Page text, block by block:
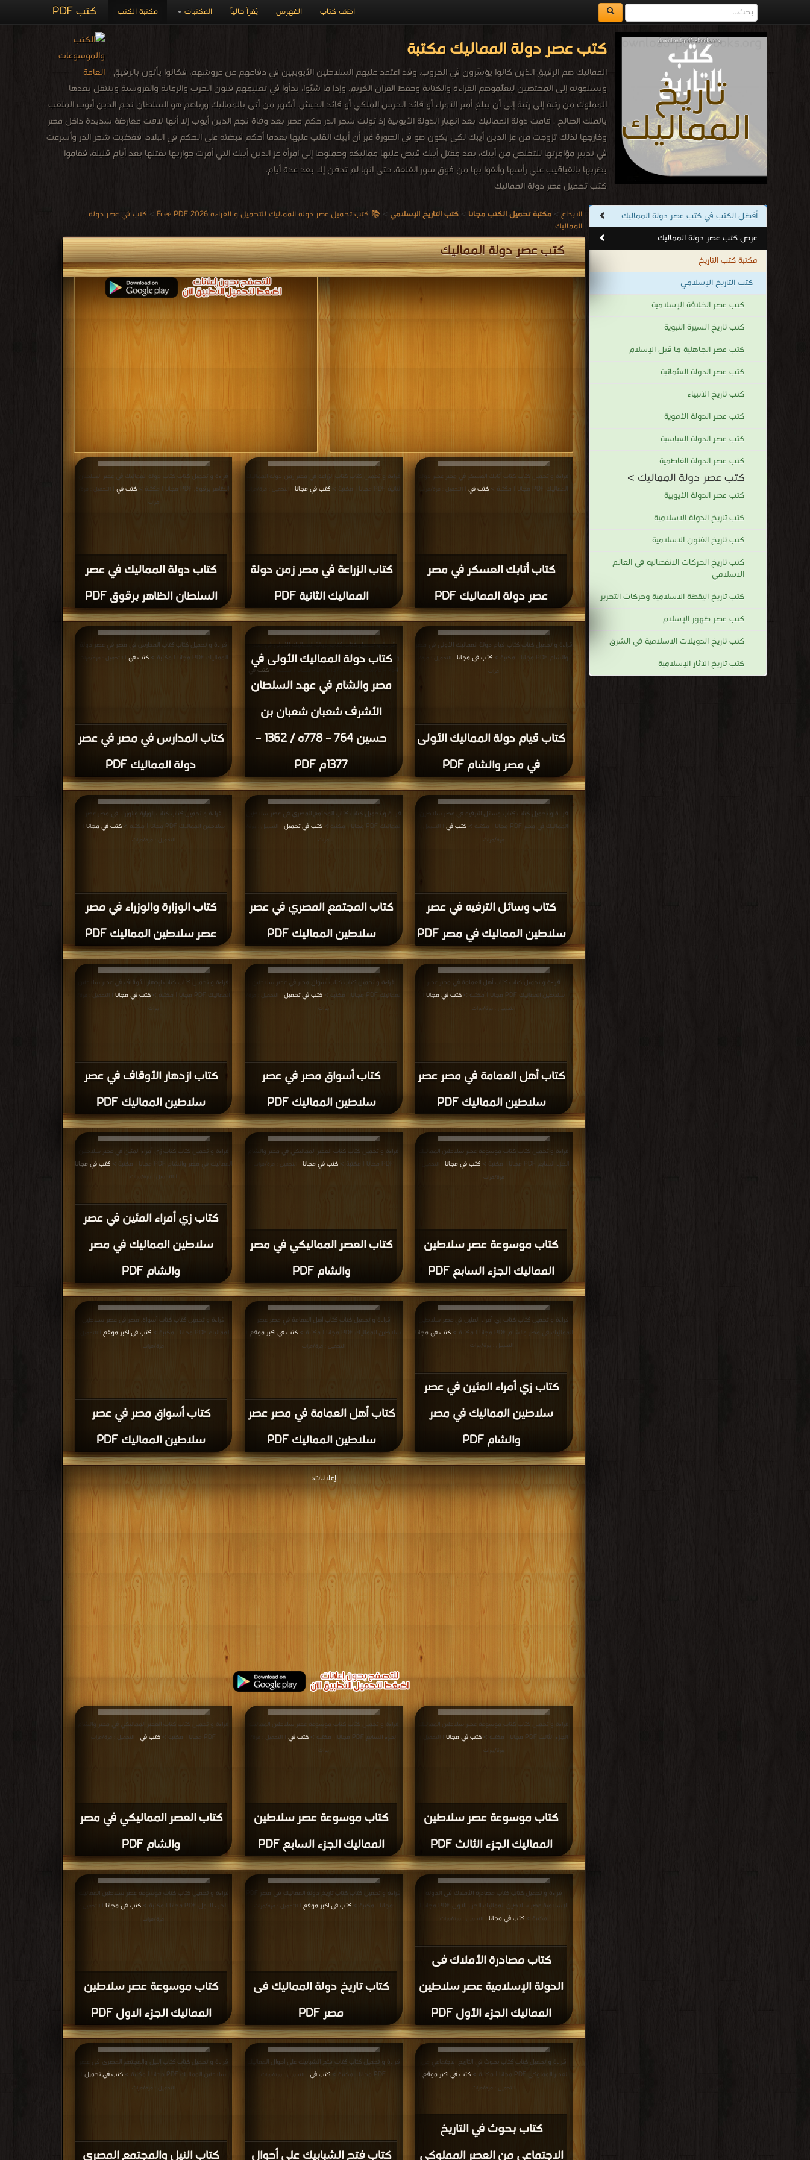
كتب PDF مكتبة الكتب المكتبات يُقرأ حالياً الفهرس اضف كتاب
كتب عصر دولة المماليك مكتبة
المماليك هم الرقيق الذين كانوا يؤسَرون في الحروب. وقد اعتمد عليهم السلاطين الأيوبيين في دفاعهم عن عروشهم، فكانوا يأتون بالرقيق
ويسلمونه إلى المختصين ليعلّموهم القراءة والكتابة وحفظ القرآن الكريم. وإذا ما شبّوا، بدأوا في تعليمهم فنون الحرب والرماية والفروسية وينتقل بعدها
المملوك من رتبة إلى رتبة إلى أن يبلغ أمير الأمراء أو قائد الحرس الملكي أو قائد الجيش. أشهر من أتى بالمماليك ورباهم هو السلطان نجم الدين أيوب الملقب
بالملك الصالح . قامت دولة المماليك بعد انهيار الدولة الأيوبية إذ تولت شجر الدر حكم مصر بعد وفاة نجم الدين أيوب إلا أنها لاقت معارضة شديدة داخل مصر
وخارجها لذلك تزوجت من عز الدين أيبك لكي يكون هو في الصورة غير أن أيبك انقلب عليها بعدما أحكم قبضته على الحكم في البلاد، فغضبت شجر الدر وأسرعت
في تدبير مؤامرتها للتخلص من أيبك، بعد مقتل أيبك قبض عليها مماليكه وحملوها إلى امرأة عز الدين أيبك التي أمرت جواريها بقتلها بعد أيام قليلة، فقاموا
بضربها بالقباقيب علي رأسها وألقوا بها من فوق سور القلعة، حتى انها لم تدفن إلا بعد عدة أيام.
كتب تحميل عصر دولة المماليك
.
أفضل الكتب في كتب عصر دولة المماليك
عرض كتب عصر دولة المماليك
مكتبة كتب التاريخ
كتب التاريخ الإسلامي
كتب عصر الخلافة الإسلامية
كتب تاريخ السيرة النبوية
كتب عصر الجاهلية ما قبل الإسلام
كتب عصر الدولة العثمانية
كتب تاريخ الأنبياء
كتب عصر الدولة الأموية
كتب عصر الدولة العباسية
كتب عصر الدولة الفاطمية
كتب عصر دولة المماليك >
كتب عصر الدولة الأيوبية
كتب تاريخ الدولة الاسلامية
كتب تاريخ الفنون الاسلامية
كتب تاريخ الحركات الانفصاليه في العالم
الاسلامي
كتب تاريخ اليقظة الاسلامية وحركات التحرير
كتب عصر ظهور الإسلام
كتب تاريخ الدويلات الاسلامية في الشرق
كتب تاريخ الآثار الإسلامية
الابداع > مكتبة تحميل الكتب مجانا > كتب التاريخ الإسلامي > 📚 كتب تحميل عصر دولة المماليك للتحميل و القراءة 2026 Free PDF > كتب في عصر دولة
المماليك
كتب عصر دولة المماليك
كتاب دولة المماليك في عصر
السلطان الظاهر برقوق PDF
قراءة و تحميل كتاب كتاب دولة المماليك في عصر السلطان
الظاهر برقوق PDF مجانا | مكتبة >
كتب في
| التحميل : مرة/
مرات
كتاب الزراعة في مصر زمن دولة
المماليك الثانية PDF
قراءة و تحميل كتاب كتاب الزراعة في مصر زمن دولة المماليك
الثانية PDF مجانا | مكتبة >
كتب في مجانا | التحميل : مرة/مرات
كتاب أتابك العسكر في مصر
عصر دولة المماليك PDF
قراءة و تحميل كتاب كتاب أتابك العسكر في مصر عصر دولة
المماليك PDF مجانا | مكتبة >
كتب في | التحميل : مرة/مرات
كتاب المدارس في مصر في عصر
دولة المماليك PDF
قراءة و تحميل كتاب كتاب المدارس في مصر في عصر دولة
المماليك PDF مجانا | مكتبة >
كتب في | التحميل : مرة/مرات
كتاب دولة المماليك الأولى في
مصر والشام في عهد السلطان
الأشرف شعبان شعبان بن
حسين 764 – 778ه / 1362 –
1377م PDF
قراءة و تحميل كتاب كتاب دولة المماليك الأولى في مصر
والشام في عهد السلطان الأشرف شعبان شعبان بن حسين
764 – 778ه / 1362 – 1377م PDF مجانا | مكتبة >
كتب في
مجانا| التحميل : مرة/مرات
كتاب قيام دولة المماليك الأولى
في مصر والشام PDF
قراءة و تحميل كتاب كتاب قيام دولة المماليك الأولى في مصر
والشام PDF مجانا | مكتبة >
كتب في مجانا| التحميل : مرة/
مرات
كتاب الوزارة والوزراء في مصر
عصر سلاطين المماليك PDF
قراءة و تحميل كتاب كتاب الوزارة والوزراء في مصر عصر
سلاطين المماليك PDF مجانا | مكتبة >
كتب في مجانا
التحميل : مرة/مرات
كتاب المجتمع المصري في عصر
سلاطين المماليك PDF
قراءة و تحميل كتاب كتاب المجتمع المصري في عصر سلاطين
المماليك PDF مجانا | مكتبة >
كتب في تحميل
| التحميل : مرة/
مرات
كتاب وسائل الترفيه في عصر
سلاطين المماليك في مصر PDF
قراءة و تحميل كتاب كتاب وسائل الترفيه في عصر سلاطين
المماليك في مصر PDF مجانا | مكتبة >
كتب في
| التحميل :
مرة/مرات
كتاب ازدهار الأوقاف في عصر
سلاطين المماليك PDF
قراءة و تحميل كتاب كتاب ازدهار الأوقاف في عصر سلاطين
المماليك PDF مجانا | مكتبة >
كتب في مجانا| التحميل : مرة/
مرات
كتاب أسواق مصر في عصر
سلاطين المماليك PDF
قراءة و تحميل كتاب كتاب أسواق مصر في عصر سلاطين
المماليك PDF مجانا | مكتبة >
كتب في تحميل
| التحميل : مرة/
مرات
كتاب أهل العمامة في مصر عصر
سلاطين المماليك PDF
قراءة و تحميل كتاب كتاب أهل العمامة في مصر عصر
سلاطين المماليك PDF مجانا | مكتبة >
كتب في مجانا|
التحميل : مرة/مرات
كتاب زي أمراء المئين في عصر
سلاطين المماليك في مصر
والشام PDF
قراءة و تحميل كتاب كتاب زي أمراء المئين في عصر سلاطين
المماليك في مصر والشام PDF مجانا | مكتبة >
كتب في مجانا
| التحميل : مرة/مرات
كتاب العصر المماليكي في مصر
والشام PDF
قراءة و تحميل كتاب كتاب العصر المماليكي في مصر والشام
PDF مجانا | مكتبة >
كتب في مجانا | التحميل : مرة/مرات
كتاب موسوعة عصر سلاطين
المماليك الجزء السابع PDF
قراءة و تحميل كتاب كتاب موسوعة عصر سلاطين المماليك
الجزء السابع PDF مجانا | مكتبة >
كتب في مجانا | التحميل :
مرة/مرات
كتاب أسواق مصر في عصر
سلاطين المماليك PDF
قراءة و تحميل كتاب كتاب أسواق مصر في عصر سلاطين
المماليك PDF مجانا | مكتبة >
كتب في اكبر موقع
| التحميل :
مرة/مرات
كتاب أهل العمامة في مصر عصر
سلاطين المماليك PDF
قراءة و تحميل كتاب كتاب أهل العمامة في مصر عصر
سلاطين المماليك PDF مجانا | مكتبة >
كتب في اكبر موقع
التحميل : مرة/مرات
كتاب زي أمراء المئين في عصر
سلاطين المماليك في مصر
والشام PDF
قراءة و تحميل كتاب كتاب زي أمراء المئين في عصر سلاطين
المماليك في مصر والشام PDF مجانا | مكتبة >
كتب في مجانا
| التحميل : مرة/مرات
إعلانات:
كتاب العصر المماليكي في مصر
والشام PDF
قراءة و تحميل كتاب كتاب العصر المماليكي في مصر والشام
PDF مجانا | مكتبة >
كتب في | التحميل : مرة/مرات
كتاب موسوعة عصر سلاطين
المماليك الجزء السابع PDF
قراءة و تحميل كتاب كتاب موسوعة عصر سلاطين المماليك
الجزء السابع PDF مجانا | مكتبة >
كتب في
| التحميل : مرة/
مرات
كتاب موسوعة عصر سلاطين
المماليك الجزء الثالث PDF
قراءة و تحميل كتاب كتاب موسوعة عصر سلاطين المماليك
الجزء الثالث PDF مجانا | مكتبة >
كتب في مجانا | التحميل :
مرة/مرات
كتاب موسوعة عصر سلاطين
المماليك الجزء الاول PDF
قراءة و تحميل كتاب كتاب موسوعة عصر سلاطين المماليك
الجزء الاول PDF مجانا | مكتبة >
كتب في مجانا| التحميل :
مرة/مرات
كتاب تاريخ دولة المماليك فى
مصر PDF
مجانا | مكتبة >كتب في اكبر موقع | التحميل : مرة/مرات
كتاب مصادرة الأملاك فى
الدولة الإسلامية عصر سلاطين
المماليك الجزء الأول PDF
قراءة و تحميل كتاب كتاب مصادرة الأملاك فى الدولة
الإسلامية عصر سلاطين المماليك الجزء الأول PDF مجانا |
مكتبة > كتب في مجانا| التحميل : مرة/مرات
قراءة و تحميل كتاب كتاب النيل والمجتمع المصرى فى عصر
سلاطين المماليك PDF مجانا | مكتبة >
كتب في تحميل
التحميل : مرة/مرات
قراءة و تحميل كتاب كتاب فتح الشبابيك علي أحوال المماليك
PDF مجانا | مكتبة >
كتب في | التحميل : مرة/مرات
كتاب بحوث في التاريخ
قراءة و تحميل كتاب كتاب بحوث في التاريخ الاجتماعي من
العصر المملوكي PDF مجانا | مكتبة >
كتب في اكبر موقع
التحميل : مرة/مرات